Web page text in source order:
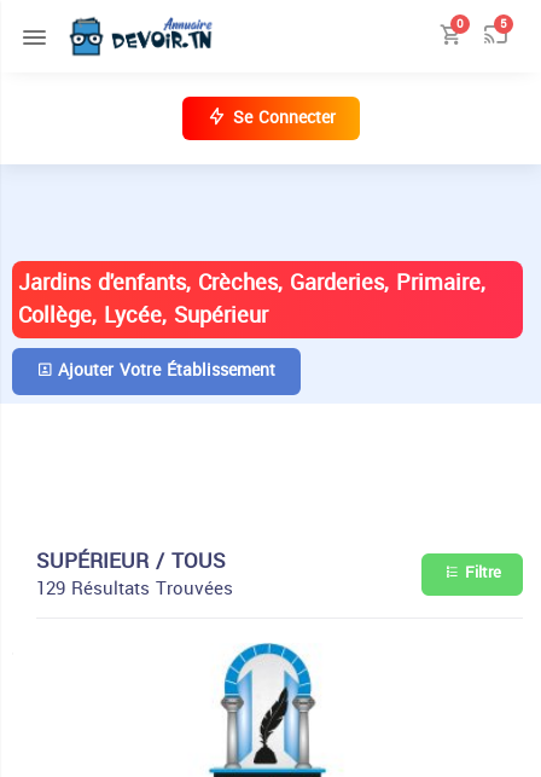
0 5
Se Connecter
Jardins d'enfants, Crèches, Garderies, Primaire,
Collège, Lycée, Supérieur
Ajouter Votre Établissement
SUPÉRIEUR / TOUS
129 Résultats Trouvées Filtre